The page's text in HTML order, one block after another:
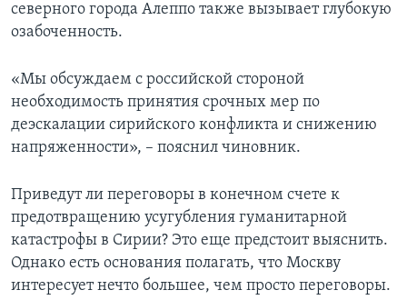
северного города Алеппо также вызывает глубокую
озабоченность.
«Мы обсуждаем с российской стороной
необходимость принятия срочных мер по
деэскалации сирийского конфликта и снижению
напряженности», – пояснил чиновник.
Приведут ли переговоры в конечном счете к
предотвращению усугубления гуманитарной
катастрофы в Сирии? Это еще предстоит выяснить.
Однако есть основания полагать, что Москву
интересует нечто большеe, чем просто переговоры.